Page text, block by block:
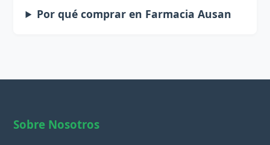
Por qué comprar en Farmacia Ausan
Sobre Nosotros